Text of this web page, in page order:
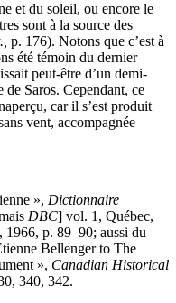
et du soleil, ou encore le
sont à la source des
p. 176). Notons que c’est à
été témoin du dernier
peut-être d’un demi-
Saros. Cependant, ce
car il s’est produit
vent, accompagnée
», Dictionnaire
DBC] vol. 1, Québec,
1966, p. 89–90; aussi du
Bellenger to The
», Canadian Historical
340, 342.